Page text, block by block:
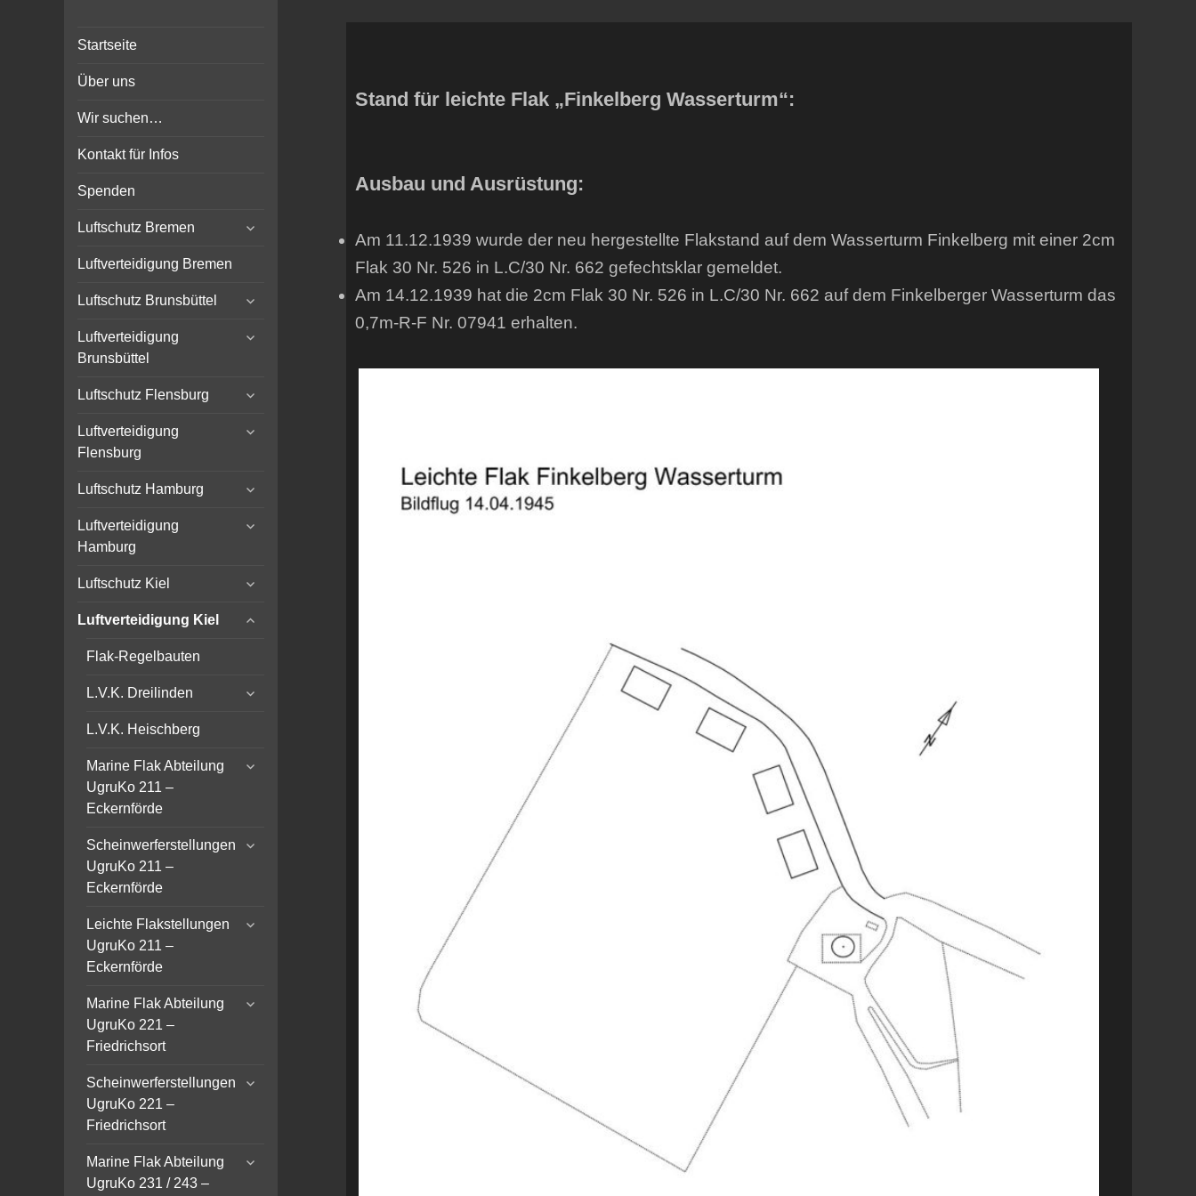
Bunker-Kiel.com
Wilhelmshaven Flensburg
Rendsburg Luftschutz Stollen
Startseite
Über uns
Wir suchen…
Kontakt für Infos
Spenden
Luftschutz Bremen
expand
Luftverteidigung Bremen
Luftschutz Brunsbüttel
expand
menu
Luftverteidigung
Brunsbüttel
expand
Luftschutz Flensburg
expand
menu
Luftverteidigung
Flensburg
expand
Luftschutz Hamburg
expand
menu
Luftverteidigung
Hamburg
expand
Luftschutz Kiel
expand
menu
Luftverteidigung Kiel
expand
Flak-Regelbauten
L.V.K. Dreilinden
expand
L.V.K. Heischberg
Marine Flak Abteilung
UgruKo 211 –
Eckernförde
expand
Scheinwerferstellungen
UgruKo 211 –
Eckernförde
expand
Leichte Flakstellungen
UgruKo 211 –
Eckernförde
expand
Marine Flak Abteilung
UgruKo 221 –
Friedrichsort
expand
Scheinwerferstellungen
UgruKo 221 –
Friedrichsort
expand
Marine Flak Abteilung
UgruKo 231 / 243 –
expand
Stand für leichte Flak „Finkelberg Wasserturm“:
Ausbau und Ausrüstung:
Am 11.12.1939 wurde der neu hergestellte Flakstand auf dem Wasserturm Finkelberg mit einer 2cm
Flak 30 Nr. 526 in L.C/30 Nr. 662 gefechtsklar gemeldet.
Am 14.12.1939 hat die 2cm Flak 30 Nr. 526 in L.C/30 Nr. 662 auf dem Finkelberger Wasserturm das
0,7m-R-F Nr. 07941 erhalten.